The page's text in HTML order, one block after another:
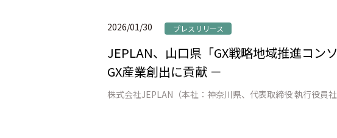
2026/01/30 プレスリリース
JEPLAN、山口県「GX戦略地域推進コン
GX産業創出に貢献 －